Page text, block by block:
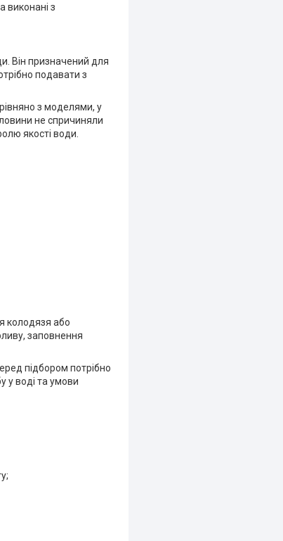
виконані з
Він призначений для
подавати з
з моделями, у
не спричиняли
якості води.
колодязя або
заповнення
підбором потрібно
у воді та умови